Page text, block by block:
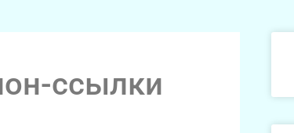
ссылки